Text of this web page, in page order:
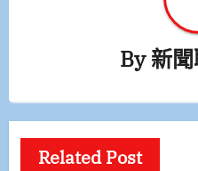
By新
Related Post